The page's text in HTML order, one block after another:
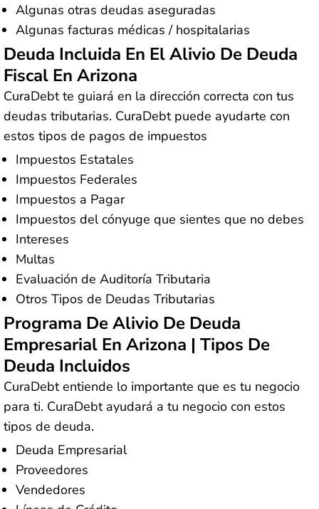
Algunas otras deudas aseguradas
Algunas facturas médicas / hospitalarias
Deuda Incluida En El Alivio De Deuda
Fiscal En Arizona
CuraDebt te guiará en la dirección correcta con tus
deudas tributarias. CuraDebt puede ayudarte con
estos tipos de pagos de impuestos
Impuestos Estatales
Impuestos Federales
Impuestos a Pagar
Impuestos del cónyuge que sientes que no debes
Intereses
Multas
Evaluación de Auditoría Tributaria
Otros Tipos de Deudas Tributarias
Programa De Alivio De Deuda
Empresarial En Arizona | Tipos De
Deuda Incluidos
CuraDebt entiende lo importante que es tu negocio
para ti. CuraDebt ayudará a tu negocio con estos
tipos de deuda.
Deuda Empresarial
Proveedores
Vendedores